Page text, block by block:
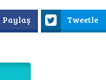
Paylaş Tweetle